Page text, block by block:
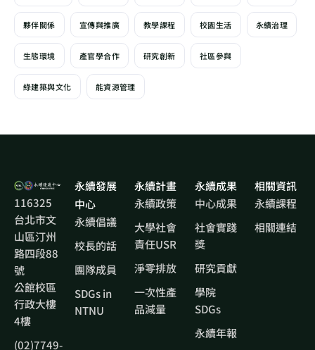
夥伴關係 宣傳與推廣 教學課程 校園生活 永續治理
生態環境 產官學合作 研究創新 社區參與
綠建築與文化 能資源管理
116325
台北市文
山區汀州
路四段88
號
公館校區
行政大樓
4樓
(02)7749-
永續發展
中心
永續倡議
校長的話
團隊成員
SDGs in
NTNU
永續計畫
永續政策
大學社會
責任USR
淨零排放
一次性產
品減量
永續成果
中心成果
社會實踐
獎
研究貢獻
學院
SDGs
永續年報
相關資訊
永續課程
相關連結